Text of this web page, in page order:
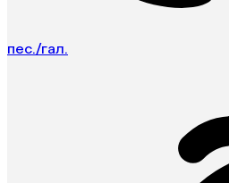
пес./гал.